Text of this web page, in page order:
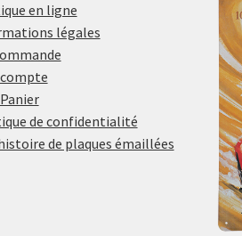
en ligne
légales
de confidentialité
de plaques émaillées